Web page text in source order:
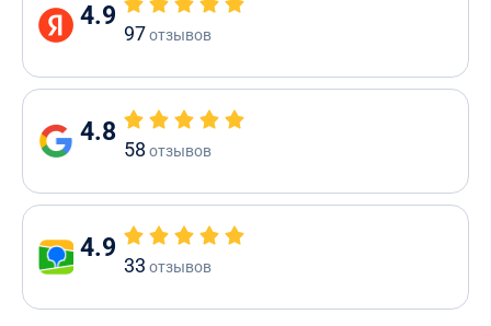
4.9
97отзывов
4.8
58 отзывов
4.9
33 отзывов